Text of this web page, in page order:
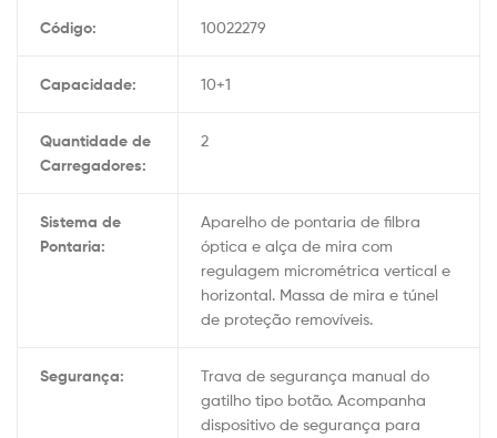
Código: 10022279
Capacidade: 10+1
Quantidade de
Carregadores:
2
Sistema de
Pontaria:
Aparelho de pontaria de filbra
óptica e alça de mira com
regulagem micrométrica vertical e
horizontal. Massa de mira e túnel
de proteção removíveis.
Segurança:
Trava de segurança manual do
gatilho tipo botão. Acompanha
dispositivo de segurança para